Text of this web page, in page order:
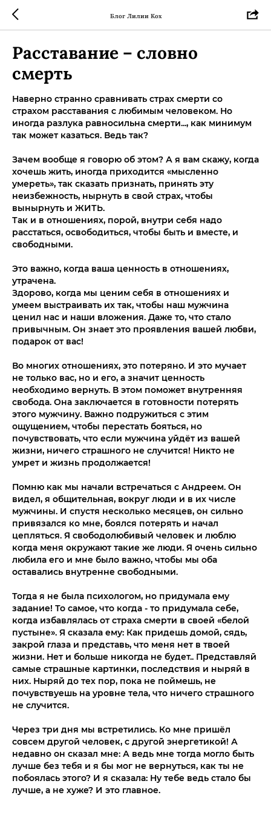
Блог Лилии Кох
Расставание – словно
смерть
Наверно странно сравнивать страх смерти со
страхом расставания с любимым человеком. Но
иногда разлука равносильна смерти..., как минимум
так может казаться. Ведь так?
Зачем вообще я говорю об этом? А я вам скажу, когда
хочешь жить, иногда приходится «мысленно
умереть», так сказать признать, принять эту
неизбежность, нырнуть в свой страх, чтобы
вынырнуть и ЖИТЬ.
Так и в отношениях, порой, внутри себя надо
расстаться, освободиться, чтобы быть и вместе, и
свободными.
Это важно, когда ваша ценность в отношениях,
утрачена.
Здорово, когда мы ценим себя в отношениях и
умеем выстраивать их так, чтобы наш мужчина
ценил нас и наши вложения. Даже то, что стало
привычным. Он знает это проявления вашей любви,
подарок от вас!
Во многих отношениях, это потеряно. И это мучает
не только вас, но и его, а значит ценность
необходимо вернуть. В этом поможет внутренняя
свобода. Она заключается в готовности потерять
этого мужчину. Важно подружиться с этим
ощущением, чтобы перестать бояться, но
почувствовать, что если мужчина уйдёт из вашей
жизни, ничего страшного не случится! Никто не
умрет и жизнь продолжается!
Помню как мы начали встречаться с Андреем. Он
видел, я общительная, вокруг люди и в их числе
мужчины. И спустя несколько месяцев, он сильно
привязался ко мне, боялся потерять и начал
цепляться. Я свободолюбивый человек и люблю
когда меня окружают такие же люди. Я очень сильно
любила его и мне было важно, чтобы мы оба
оставались внутренне свободными.
Тогда я не была психологом, но придумала ему
задание! То самое, что когда - то придумала себе,
когда избавлялась от страха смерти в своей «белой
пустыне». Я сказала ему: Как придешь домой, сядь,
закрой глаза и представь, что меня нет в твоей
жизни. Нет и больше никогда не будет.. Представляй
самые страшные картинки, последствия и ныряй в
них. Ныряй до тех пор, пока не поймешь, не
почувствуешь на уровне тела, что ничего страшного
не случится.
Через три дня мы встретились. Ко мне пришёл
совсем другой человек, с другой энергетикой! А
недавно он сказал мне: А ведь мне тогда могло быть
лучше без тебя и я бы мог не вернуться, как ты не
побоялась этого? И я сказала: Ну тебе ведь стало бы
лучше, а не хуже? И это главное.